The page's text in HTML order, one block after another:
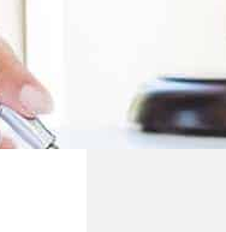
לעו"ד מלכיאל. הילדים